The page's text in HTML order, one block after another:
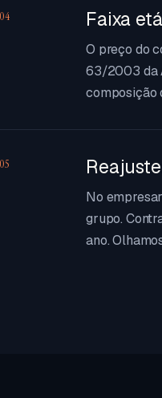
04 Faixa
O preço do
63/2003 da
composição
05
No
grupo.
ano.